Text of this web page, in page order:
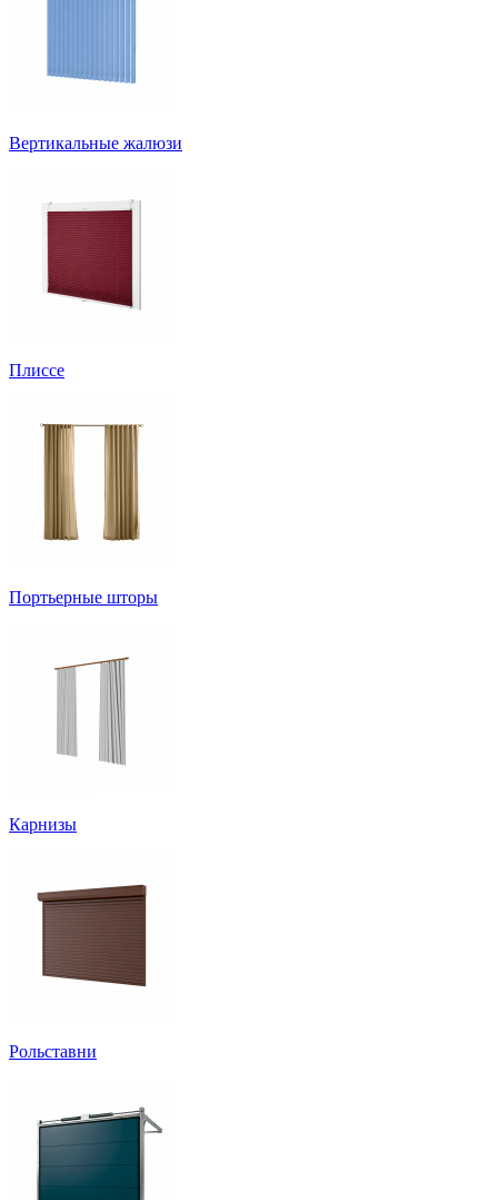
Вертикальные жалюзи
Плиссе
Портьерные шторы
Карнизы
Рольставни